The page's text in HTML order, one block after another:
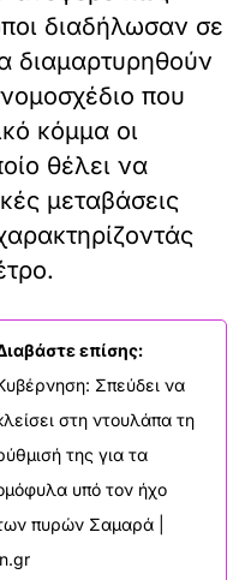
τις πόρτες του
όλους - ΤΑ ΝΕΑ
Θεμελιώδη
μια έκθεση
βασίζεται
με τη
από 100.000
περισσότερες
επιθέσεις σε
χρόνια.